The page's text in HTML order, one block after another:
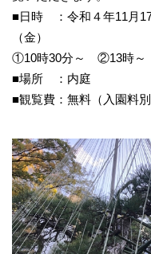
■日時 ：令和４年11月
（金）
①10時30分～ ②13時～（
■場所 ：内庭
■観覧費：無料（入園料別